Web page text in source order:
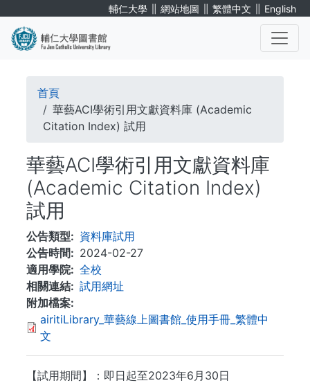
輔仁大學 ∥ 網站地圖 ∥ 繁體中文 ∥ English
導
航
結
首頁
華藝ACI學術引用文獻資料庫 (Academic
Citation Index) 試用
華藝ACI學術引用文獻資料庫
(Academic Citation Index)
試用
公告類型
資料庫試用
公告時間
2024-02-27
適用學院
全校
相關連結
試用網址
附加檔案
airitiLibrary_華藝線上圖書館_使用手冊_繁體中
文
【試用期間】：即日起至2023年6月30日